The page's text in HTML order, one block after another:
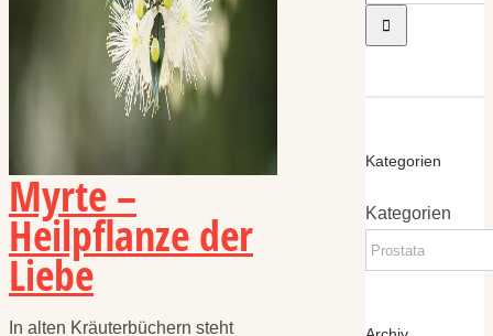
Myrte –
Heilpflanze der
Liebe
In alten Kräuterbüchern steht
Kategorien
Kategorien